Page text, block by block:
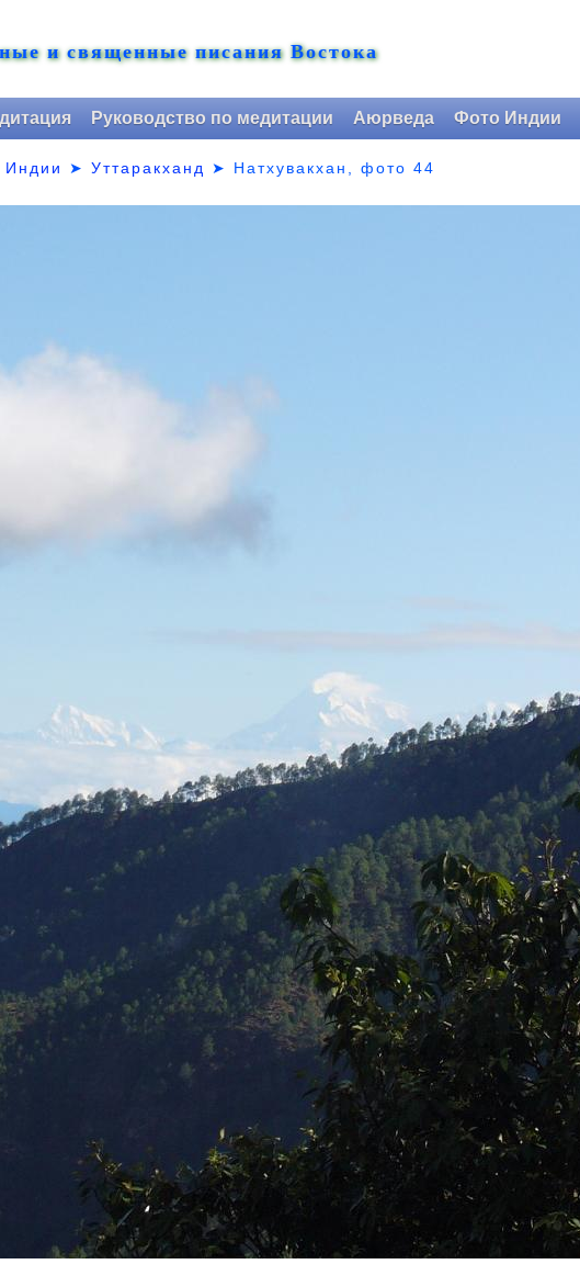
и священные писания Востока
Руководство по медитации Аюрведа Фото Индии
Индии ➤Уттаракханд ➤ Натхувакхан, фото 44